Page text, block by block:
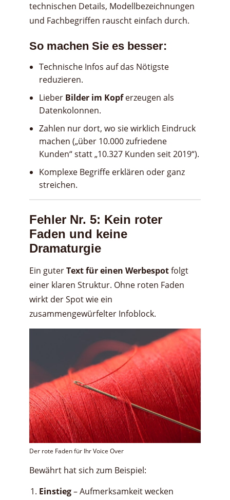
technischen Details, Modellbezeichnungen
und Fachbegriffen rauscht einfach durch.
So machen Sie es besser:
Technische Infos auf das Nötigste
reduzieren.
Lieber Bilder im Kopferzeugen als
Datenkolonnen.
Zahlen nur dort, wo sie wirklich Eindruck
machen („über 10.000 zufriedene
Kunden“ statt „10.327 Kunden seit 2019“).
Komplexe Begriffe erklären oder ganz
streichen.
Fehler Nr. 5: Kein roter
Faden und keine
Dramaturgie
Ein guterText für einen Werbespotfolgt
einer klaren Struktur. Ohne roten Faden
wirkt der Spot wie ein
zusammengewürfelter Infoblock.
Der rote Faden für Ihr Voice Over
Bewährt hat sich zum Beispiel:
Einstieg– Aufmerksamkeit wecken